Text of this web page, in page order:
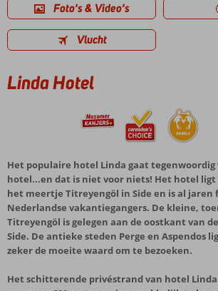
Foto's & Video's
Vlucht
Linda Hotel
Het populaire hotel Linda gaat tegenwoordig
hotel...en dat is niet voor niets! Het hotel ligt
het meertje Titreyengöl in Side en is al jaren
Nederlandse vakantiegangers. De kleine,
Titreyengöl is gelegen aan de oostkant van
Side. De antieke steden Perge en Aspendos
zeker de moeite waard om te bezoeken.
Het schitterende privéstrand van hotel